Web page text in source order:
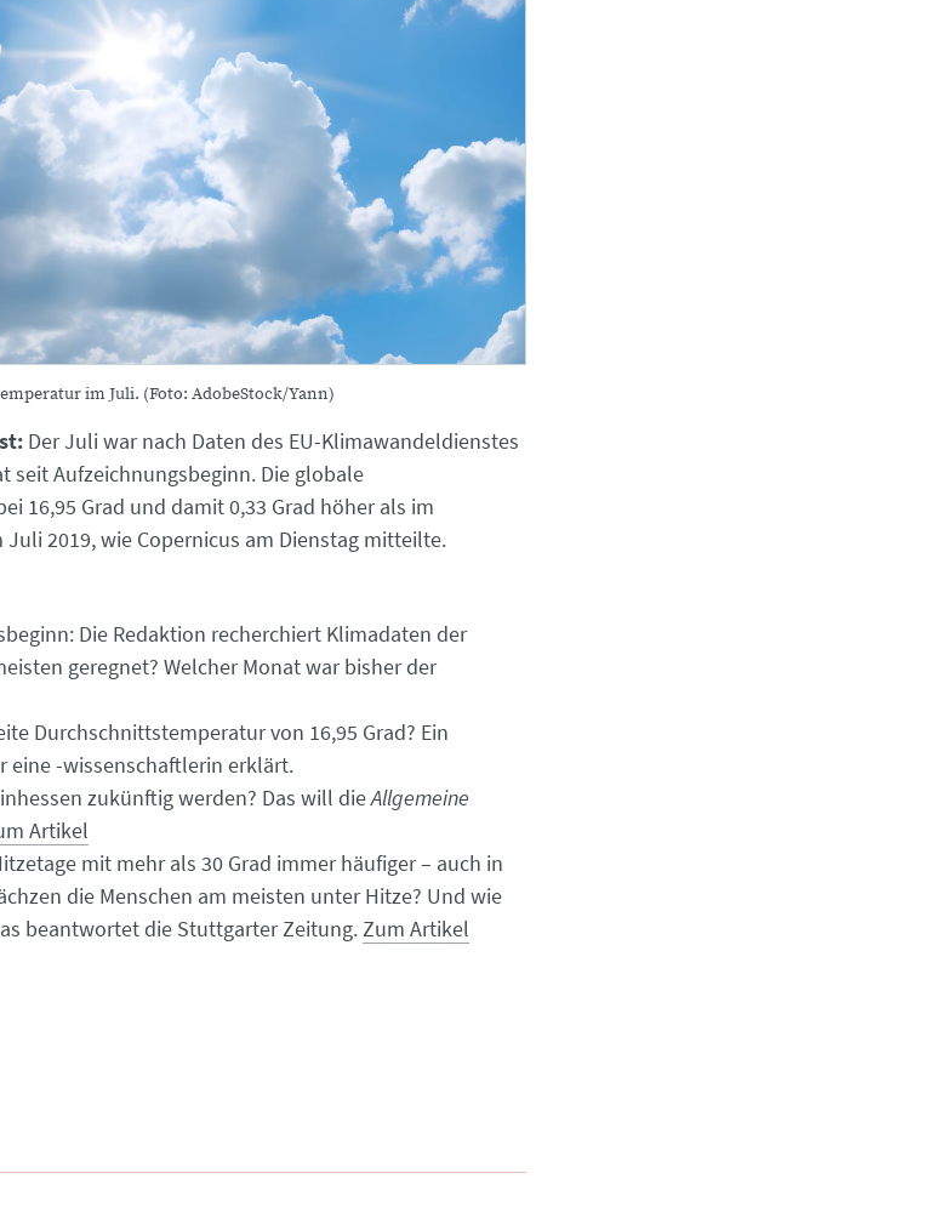
im Juli. (Foto: AdobeStock/Yann)
Der Juli war nach Daten des EU-Klimawandeldienstes
seit Aufzeichnungsbeginn. Die globale
16,95 Grad und damit 0,33 Grad höher als im
2019, wie Copernicus am Dienstag mitteilte.
Die Redaktion recherchiert Klimadaten der
geregnet? Welcher Monat war bisher der
Durchschnittstemperatur von 16,95 Grad? Ein
eine -wissenschaftlerin erklärt.
zukünftig werden? Das will dieAllgemeine
Artikel
mit mehr als 30 Grad immer häufiger – auch in
die Menschen am meisten unter Hitze? Und wie
beantwortet die Stuttgarter Zeitung.Zum Artikel